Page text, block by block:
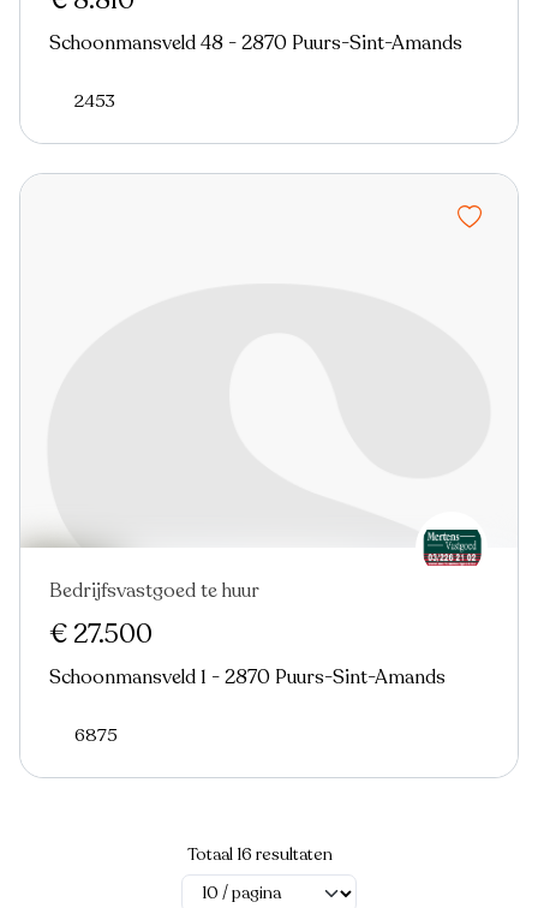
Schoonmansveld 48 - 2870 Puurs-Sint-Amands
2453
Bedrijfsvastgoed te huur
€ 27.500
Schoonmansveld 1 - 2870 Puurs-Sint-Amands
6875
Totaal 16 resultaten